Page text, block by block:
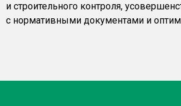
и строительного контроля,
с нормативными документами и